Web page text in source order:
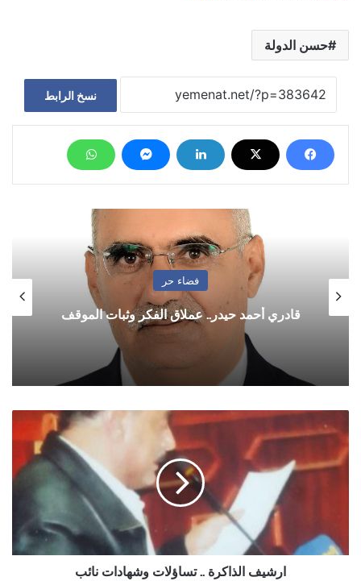
حسن الدولة
نسخ الرابط
فضاء حر
قادري أحمد حيدر.. عملاق الفكر وثبات الموقف
الذاكرة
..
تساؤلات
ارشيف الذاكرة .. تساؤلات وشهادات نائب